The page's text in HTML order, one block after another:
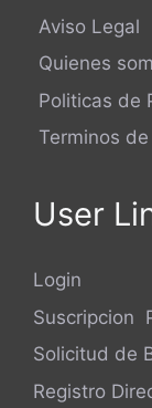
Aviso Legal
Quienes
Politicas de
Terminos
User
Login
Suscripcion
Solicitud de
Registro